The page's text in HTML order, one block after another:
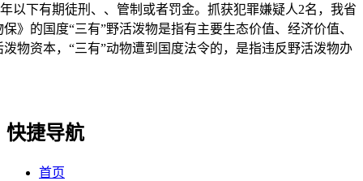
以下有期徒刑、、管制或者罚金。抓获犯罪嫌疑人2名，我省
》的国度“三有”野活泼物是指有主要生态价值、经济价值、
物资本，“三有”动物遭到国度法令的，是指违反野活泼物办
快捷导航
首页